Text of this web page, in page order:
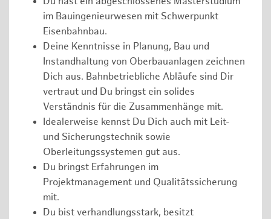
im Bauingenieurwesen mit Schwerpunkt
Eisenbahnbau.
Deine Kenntnisse in Planung, Bau und
Instandhaltung von Oberbauanlagen zeichnen
Dich aus. Bahnbetriebliche Abläufe sind Dir
vertraut und Du bringst ein solides
Verständnis für die Zusammenhänge mit.
Idealerweise kennst Du Dich auch mit Leit-
und Sicherungstechnik sowie
Oberleitungssystemen gut aus.
Du bringst Erfahrungen im
Projektmanagement und Qualitätssicherung
mit.
Du bist verhandlungsstark, besitzt